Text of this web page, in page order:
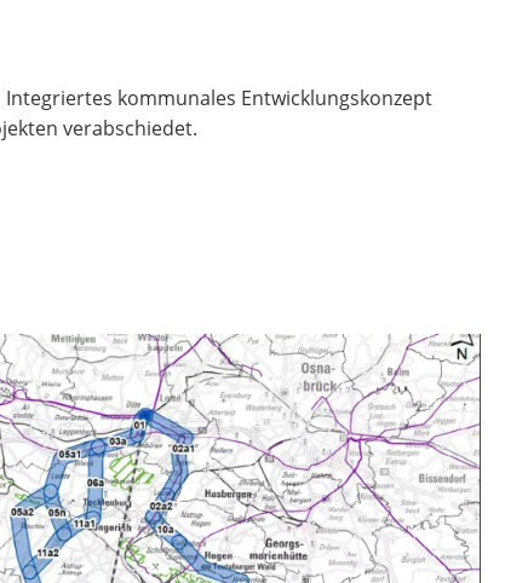
kommunales Entwicklungskonzept
verabschiedet.